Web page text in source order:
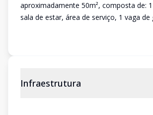
aproximadamente 50m², composta de:
sala de estar, área de serviço, 1 vaga de
Infraestrutura